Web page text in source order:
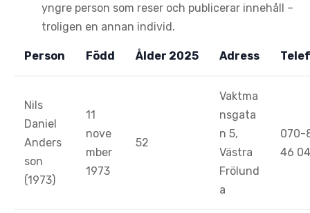
yngre person som reser och publicerar innehåll –
troligen en annan individ.
Person Född Ålder 2025 Adress
Nils
Daniel
Anders
son
(1973)
11
nove
mber
1973
52
Vaktma
nsgata
n 5,
Västra
Frölund
a
070-
46 04